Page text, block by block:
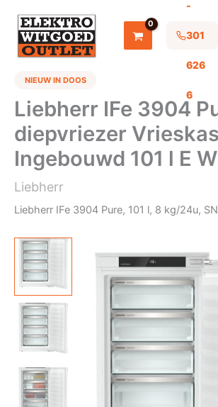
inhoud
-
301
626
6
NIEUW IN DOOS
Liebherr IFe 3904
diepvriezer
Ingebouwd 101 l E
Liebherr
Liebherr IFe 3904 Pure, 101 l, 8 kg/24u,